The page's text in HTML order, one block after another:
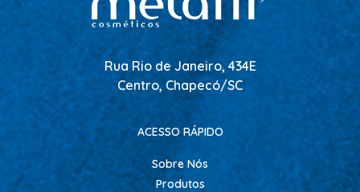
Rua Rio de Janeiro, 434E
Centro, Chapecó/SC
ACESSO RÁPIDO
Sobre Nós
Produtos